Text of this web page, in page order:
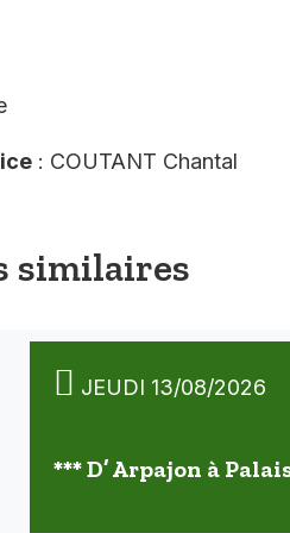
: COUTANT Chantal
similaires
JEUDI 13/08/2026
*** D’ Arpajon à